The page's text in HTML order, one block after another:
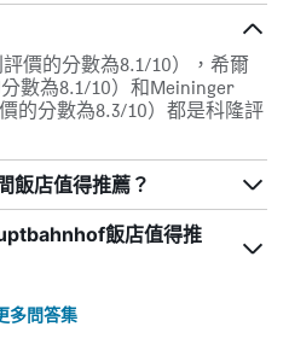
價的分數為8.1/10），希爾
數為8.1/10）和Meininger
的分數為8.3/10）都是科隆評
店值得推薦？
飯店值得推
多問答集